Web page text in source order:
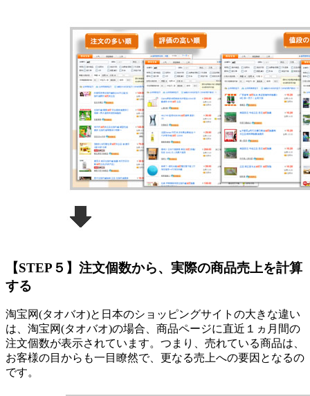
【STEP５】注文個数から、実際の商品売上を計算
する
淘宝网(タオバオ)と日本のショッピングサイトの大きな違い
は、淘宝网(タオバオ)の場合、商品ページに直近１ヵ月間の
注文個数が表示されています。つまり、売れている商品は、
お客様の目からも一目瞭然で、更なる売上への要因となるの
です。